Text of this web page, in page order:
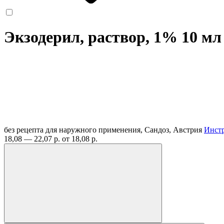
Экзодерил, раствор, 1% 10 мл
без рецепта для наружного применения, Сандоз, Австрия
18,08 — 22,07 р. от 18,08 р.